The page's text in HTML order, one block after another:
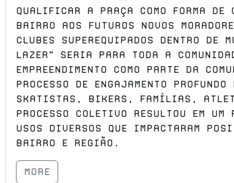
qualificar a praça como forma de
bairro aos futuros novos
clubes superequipados dentro de
lazer” seria para toda a
empreendimento como parte da
processo de engajamento
skatistas, bikers, famílias,
processo coletivo resultou em
usos diversos que impactaram
bairro e região.
more